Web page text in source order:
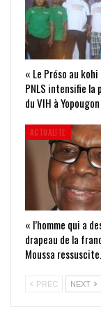
« Le Préso au kohi
PNLS intensifie la
du VIH à Yopougon
ACTUALITE
« l’homme qui a
drapeau de la
Moussa
PRÉC NEXT